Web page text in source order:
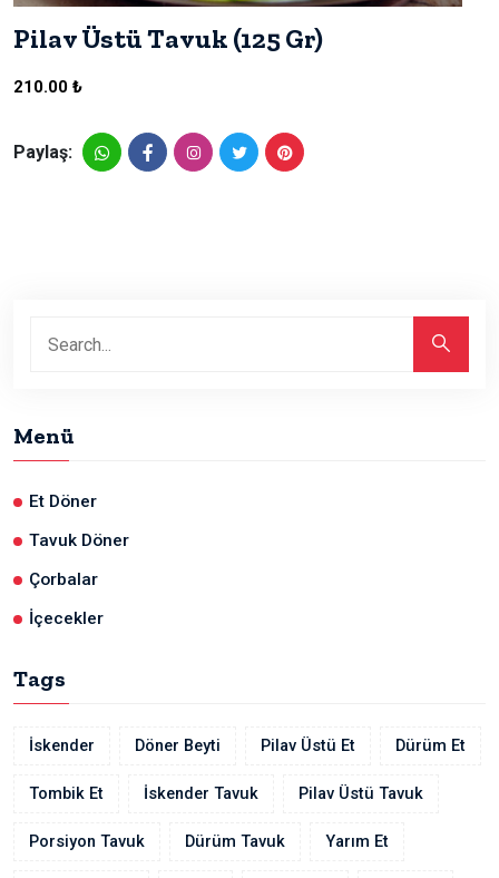
Pilav Üstü Tavuk (125 Gr)
210.00 ₺
Paylaş:
Menü
Et Döner
Tavuk Döner
Çorbalar
İçecekler
Tags
İskender Döner Beyti Pilav Üstü Et Dürüm Et
Tombik Et İskender Tavuk Pilav Üstü Tavuk
Porsiyon Tavuk Dürüm Tavuk Yarım Et